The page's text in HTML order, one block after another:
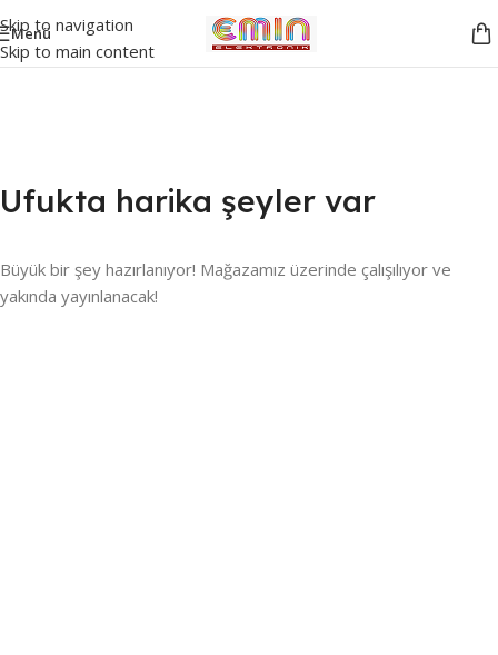
Skip to navigation
Skip to main content
Menü
Ufukta harika şeyler var
Büyük bir şey hazırlanıyor! Mağazamız üzerinde çalışılıyor ve
yakında yayınlanacak!